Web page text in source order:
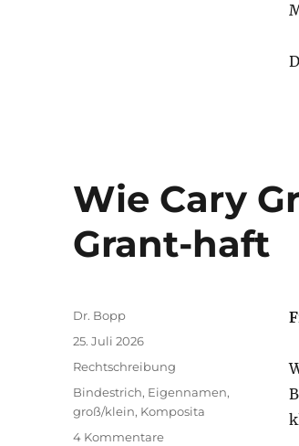
Wie Cary
Grant-haft
Autor
Dr. Bopp
Veröffentlicht
am
25. Juli 2026
Kategorien
Rechtschreibung
Schlagwörter
Bindestrich, Eigennamen,
groß/klein, Komposita
4 Kommentarezu